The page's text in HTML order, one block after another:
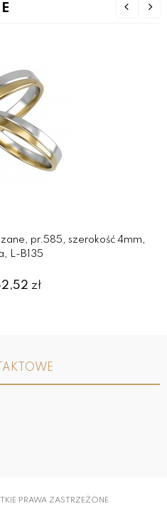
pr.585, szerokość 4mm,
L-B135
zł
PRAWA ZASTRZEŻONE